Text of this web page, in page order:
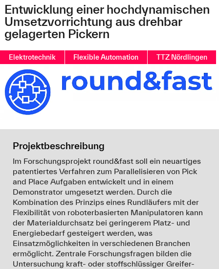
Entwicklung einer hochdynamischen
Umsetzvorrichtung aus drehbar
gelagerten Pickern
Elektrotechnik Flexible Automation TTZ Nördlingen
Projektbeschreibung
Im Forschungsprojekt round&fast soll ein neuartiges
patentiertes Verfahren zum Parallelisieren von Pick
and Place Aufgaben entwickelt und in einem
Demonstrator umgesetzt werden. Durch die
Kombination des Prinzips eines Rundläufers mit der
Flexibilität von roboterbasierten Manipulatoren kann
der Materialdurchsatz bei geringerem Platz- und
Energiebedarf gesteigert werden, was
Einsatzmöglichkeiten in verschiedenen Branchen
ermöglicht. Zentrale Forschungsfragen bilden die
Untersuchung kraft- oder stoffschlüssiger Greifer-